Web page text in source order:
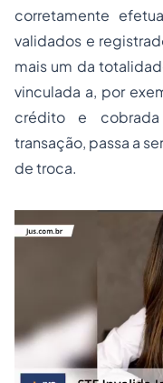
corretamente
validados e
mais um da
vinculada a, por
crédito e
transação, passa a
de troca.